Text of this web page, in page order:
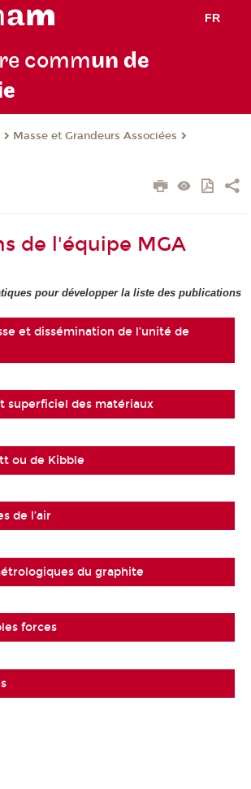
FR
commun de
Masse et Grandeurs Associées
de l'équipe MGA
pour développer la liste des publications
et dissémination de l’unité de
superficiel des matériaux
ou de Kibble
de l’air
du graphite
forces